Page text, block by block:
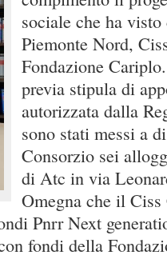
sociale che ha
Piemonte Nord,
Fondazione
previa stipula di
autorizzata dalla
sono stati messi a
Consorzio sei
di Atc in via
Omegna che il Ciss
Pnrr Next
fondi della